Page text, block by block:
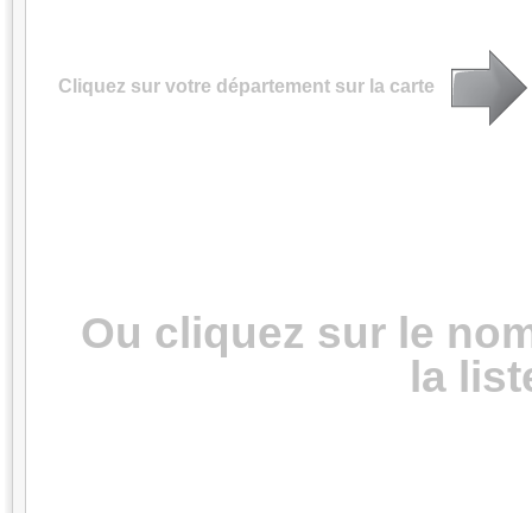
Cliquez sur votre département sur la carte
Ou cliquez sur le
la